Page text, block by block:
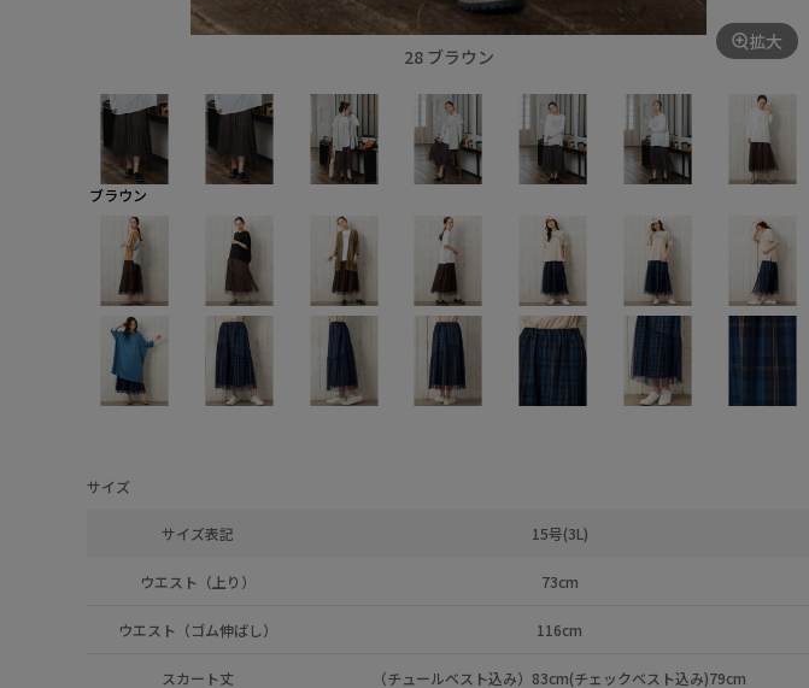
28 ブラウン
拡大
ブラウン
サイズ
サイズ表記 15号(3L)
ウエスト（上り） 73cm
ウエスト（ゴム伸ばし） 116cm
スカート丈 （チュールベスト込み）83cm(チェックベスト込み)79cm